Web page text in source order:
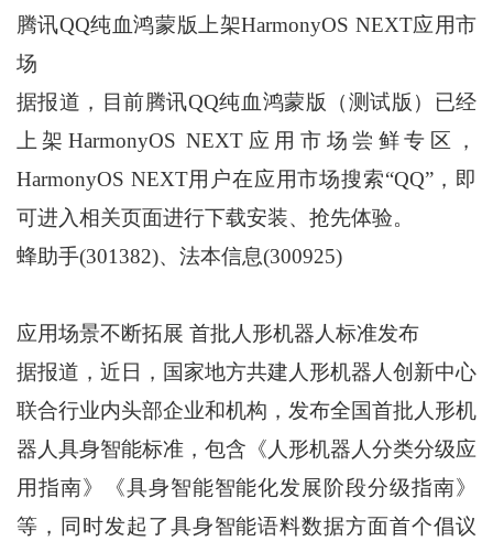
腾讯QQ纯血鸿蒙版上架HarmonyOS NEXT应用市
场
据报道，目前腾讯QQ纯血鸿蒙版（测试版）已经
上架HarmonyOS NEXT应用市场尝鲜专区，
HarmonyOS NEXT用户在应用市场搜索“QQ”，即
可进入相关页面进行下载安装、抢先体验。
蜂助手(301382)、法本信息(300925)
应用场景不断拓展 首批人形机器人标准发布
据报道，近日，国家地方共建人形机器人创新中心
联合行业内头部企业和机构，发布全国首批人形机
器人具身智能标准，包含《人形机器人分类分级应
用指南》《具身智能智能化发展阶段分级指南》
等，同时发起了具身智能语料数据方面首个倡议